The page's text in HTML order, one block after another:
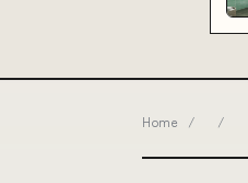
Home / /